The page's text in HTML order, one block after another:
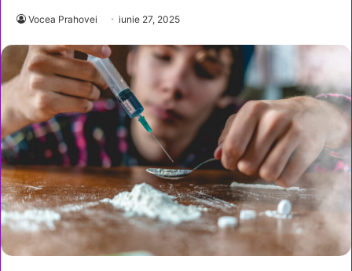
Vocea Prahovei iunie 27, 2025